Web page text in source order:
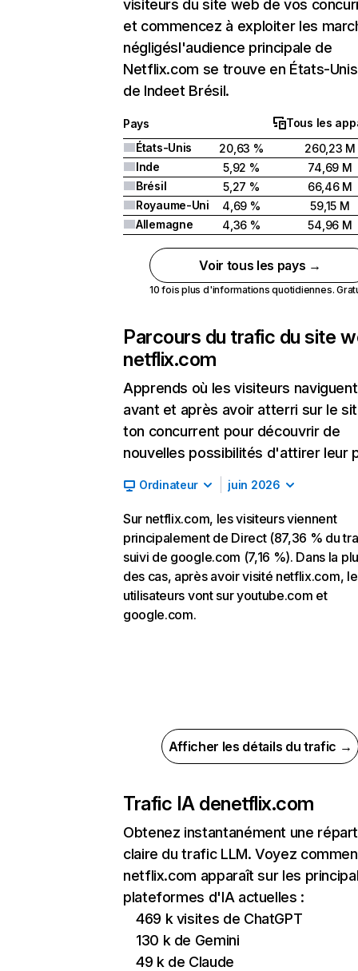
visiteurs du site web de vos
et commencez à exploiter les
négligésl'audience principale de
Netflix.com se trouve en États-
de Indeet Brésil.
Pays
Tous les
États-Unis
20,63 %
260,23 M
Inde
5,92 %
74,69 M
Brésil
5,27 %
66,46 M
Royaume-Uni
4,69 %
59,15 M
Allemagne
4,36 % 54,96 M
Voir tous les pays →
10 fois plus d'informations quotidiennes.
Parcours du trafic du site
netflix.com
Apprends où les visiteurs naviguent
avant et après avoir atterri sur le
ton concurrent pour découvrir de
nouvelles possibilités d'attirer leur
Ordinateur juin 2026
Sur netflix.com, les visiteurs viennent
principalement de Direct (87,36 % du
suivi de google.com (7,16 %). Dans la
des cas, après avoir visité netflix.com,
utilisateurs vont sur youtube.com et
google.com.
Afficher les détails du trafic →
Trafic IA denetflix.com
Obtenez instantanément une
claire du trafic LLM. Voyez
netflix.com apparaît sur les
plateformes d'IA actuelles :
469 k visites de ChatGPT
130 k de Gemini
49 k de Claude